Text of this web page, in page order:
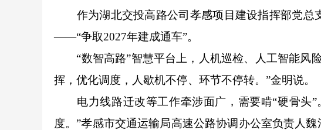
作为湖北交投高路公司孝感项目建设指挥部党总
——“争取2027年建成通车”。
“数智高路”智慧平台上，人机巡检、人工智能风
挥，优化调度，人歇机不停、环节不停转。”金明说。
电力线路迁改等工作牵涉面广，需要啃“硬骨头”
度。”孝感市交通运输局高速公路协调办公室负责人